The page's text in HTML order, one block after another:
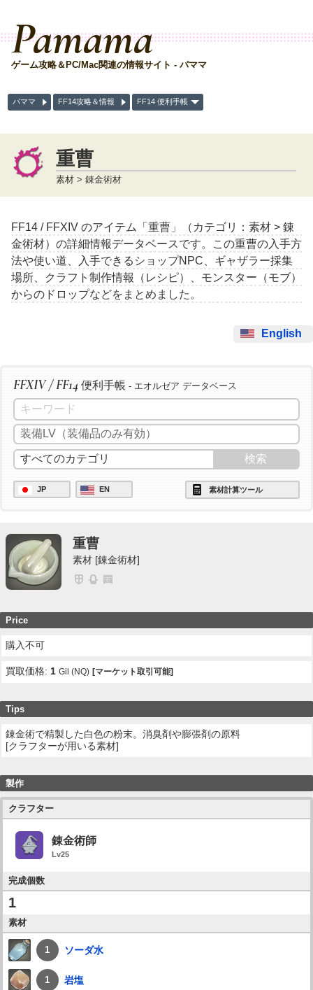
Pamama
ゲーム攻略＆PC/Mac関連の情報サイト - パママ
パママ FF14攻略＆情報 FF14 便利手帳
重曹
素材 > 錬金術材
FF14 / FFXIV のアイテム「重曹」（カテゴリ：素材 > 錬
金術材）の詳細情報データベースです。この重曹の入手方
法や使い道、入手できるショップNPC、ギャザラー採集
場所、クラフト制作情報（レシピ）、モンスター（モブ）
からのドロップなどをまとめました。
English
FFXIV / FF14 便利手帳 - エオルゼア データベース
JP EN 素材計算ツール
重曹
素材 [錬金術材]
Price
購入不可
買取価格:1 Gil (NQ) [マーケット取引可能]
Tips
錬金術で精製した白色の粉末。消臭剤や膨張剤の原料
[クラフターが用いる素材]
製作
クラフター
錬金術師
Lv25
完成個数
1
素材
1 ソーダ水
1 岩塩